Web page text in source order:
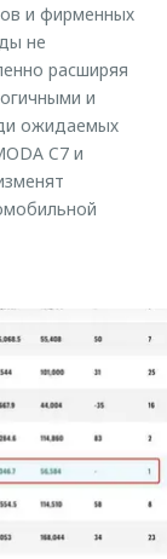
и фирменных
не
расширяя
и
ожидаемых
C7 и